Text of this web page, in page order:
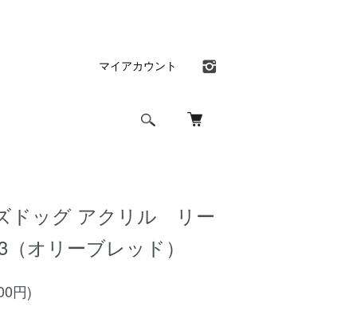
マイアカウント
ドッグ アクリル リー
オリーブレッド）
円)